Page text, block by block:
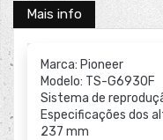
Mais info
Marca: Pioneer
Modelo: TS-G6930F
Sistema de
Especificações dos
237 mm